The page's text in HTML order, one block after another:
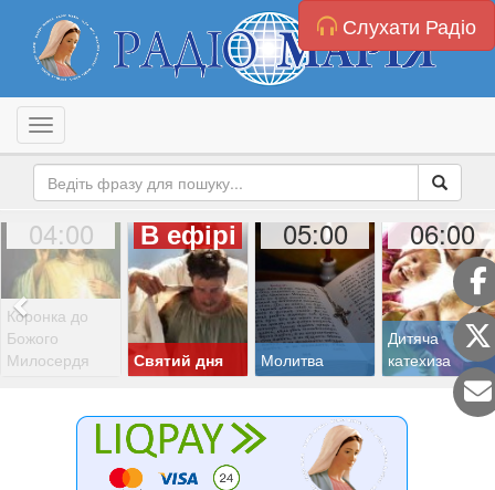
Слухати Радіо
Toggle navigation
04:00
Коронка до
Божого
Милосердя
В ефірі
Святий дня
05:00
Молитва
06:00
Дитяча
катехиза